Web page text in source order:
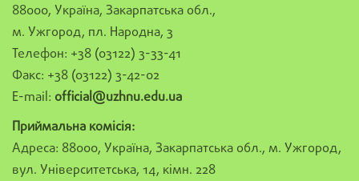
88000, Україна, Закарпатська обл.,
м. Ужгород, пл. Народна, 3
Телефон: +38 (03122) 3-33-41
Факс: +38 (03122) 3-42-02
E-mail: official@uzhnu.edu.ua
Приймальна комісія:
Адреса: 88000, Україна, Закарпатська обл., м. Ужгород,
вул. Університетська, 14, кімн. 228